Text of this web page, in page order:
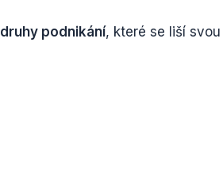
druhy podnikání, které se liší